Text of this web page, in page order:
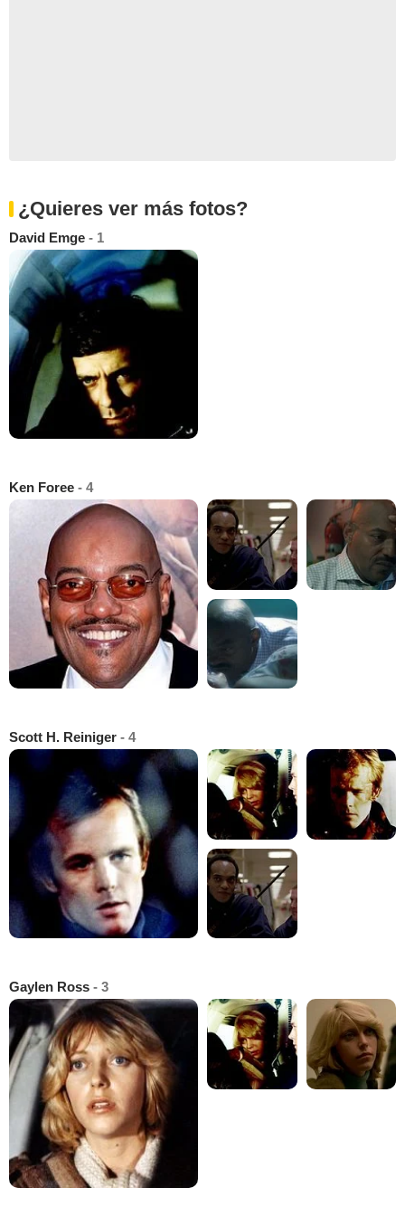
¿Quieres ver más fotos?
David Emge - 1
Ken Foree - 4
Scott H. Reiniger - 4
Gaylen Ross - 3